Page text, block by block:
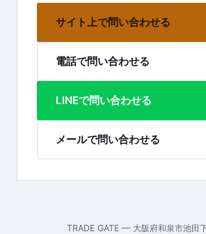
サイト上で問い合わせる
電話で問い合わせる
LINEで問い合わせる
メールで問い合わせる
TRADE GATE — 大阪府和泉市池田